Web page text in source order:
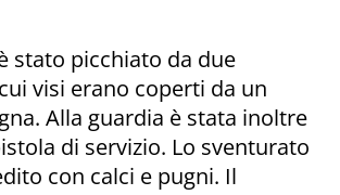
stato picchiato da due
visi erano coperti da un
Alla guardia è stata inoltre
di servizio. Lo sventurato
con calci e pugni. Il